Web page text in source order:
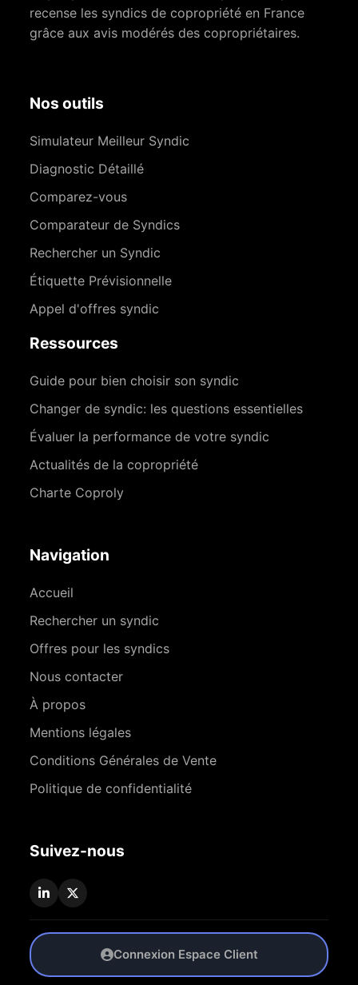
recense les syndics de copropriété en France
grâce aux avis modérés des copropriétaires.
Nos outils
Simulateur Meilleur Syndic
Diagnostic Détaillé
Comparez-vous
Comparateur de Syndics
Rechercher un Syndic
Étiquette Prévisionnelle
Appel d'offres syndic
Ressources
Guide pour bien choisir son syndic
Changer de syndic: les questions essentielles
Évaluer la performance de votre syndic
Actualités de la copropriété
Charte Coproly
Navigation
Accueil
Rechercher un syndic
Offres pour les syndics
Nous contacter
À propos
Mentions légales
Conditions Générales de Vente
Politique de confidentialité
Suivez-nous
Connexion Espace Client